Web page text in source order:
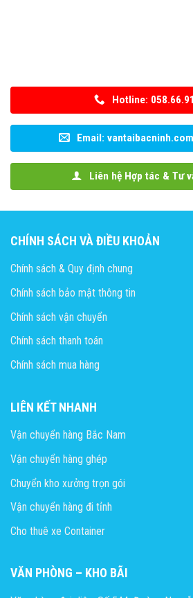
Hotline:
Email:
Liên hệ Hợp tác & Tư
CHÍNH SÁCH VÀ ĐIỀU KHOẢN
Chính sách & Quy định chung
Chính sách bảo mật thông tin
Chính sách vận chuyển
Chính sách thanh toán
Chính sách mua hàng
LIÊN KẾT NHANH
Vận chuyển hàng Bắc Nam
Vận chuyển hàng ghép
Chuyển kho xưởng trọn gói
Vận chuyển hàng đi tỉnh
Cho thuê xe Container
VĂN PHÒNG – KHO BÃI